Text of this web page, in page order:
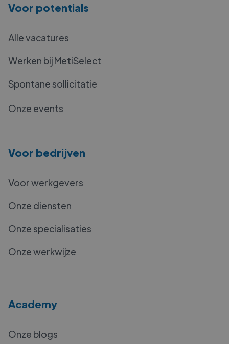
Voor potentials
Alle vacatures
Werken bij MetiSelect
Spontane sollicitatie
Onze events
Voor bedrijven
Voor werkgevers
Onze diensten
Onze specialisaties
Onze werkwijze
Academy
Onze blogs